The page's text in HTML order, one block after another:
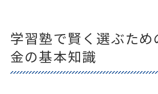
地域による料金差があるって
奨学金制度を利用して学費を
学習塾の学生料金を最大限に活用
学習塾で賢く選ぶため
金の基本知識